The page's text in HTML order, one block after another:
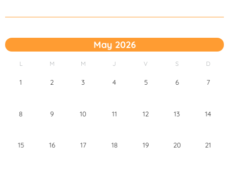
May 2026
L M M J V S D
1 2 3 4 5 6 7
8 9 10 11 12 13 14
15 16 17 18 19 20 21